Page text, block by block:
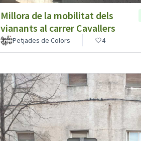
Millora de la mobilitat dels
vianants al carrer Cavallers
Petjades de Colors 4